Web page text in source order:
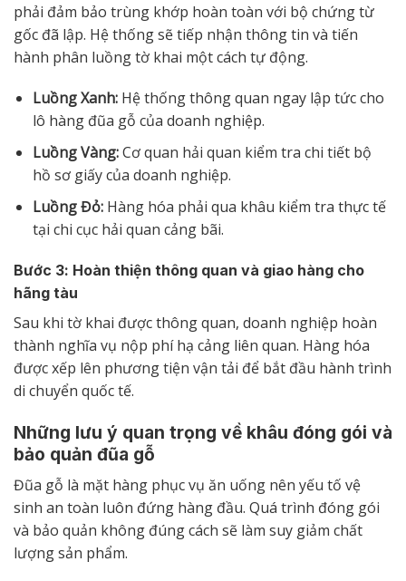
phải đảm bảo trùng khớp hoàn toàn với bộ chứng từ
gốc đã lập. Hệ thống sẽ tiếp nhận thông tin và tiến
hành phân luồng tờ khai một cách tự động.
Luồng Xanh:Hệ thống thông quan ngay lập tức cho
lô hàng đũa gỗ của doanh nghiệp.
Luồng Vàng:Cơ quan hải quan kiểm tra chi tiết bộ
hồ sơ giấy của doanh nghiệp.
Luồng Đỏ:Hàng hóa phải qua khâu kiểm tra thực tế
tại chi cục hải quan cảng bãi.
Bước 3: Hoàn thiện thông quan và giao hàng cho
hãng tàu
Sau khi tờ khai được thông quan, doanh nghiệp hoàn
thành nghĩa vụ nộp phí hạ cảng liên quan. Hàng hóa
được xếp lên phương tiện vận tải để bắt đầu hành trình
di chuyển quốc tế.
Những lưu ý quan trọng về khâu đóng gói và
bảo quản đũa gỗ
Đũa gỗ là mặt hàng phục vụ ăn uống nên yếu tố vệ
sinh an toàn luôn đứng hàng đầu. Quá trình đóng gói
và bảo quản không đúng cách sẽ làm suy giảm chất
lượng sản phẩm.